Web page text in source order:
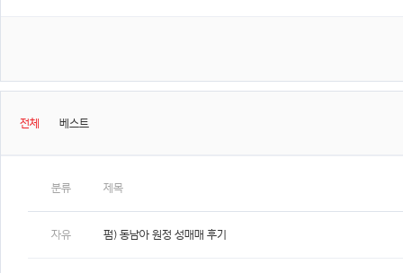
전체 베스트
분류 제목
자유 펌) 동남아 원정 성매매 후기